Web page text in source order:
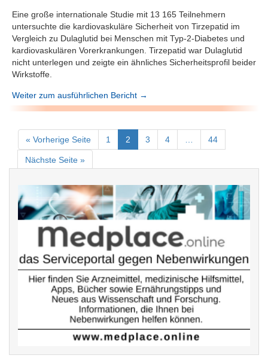
Eine große internationale Studie mit 13 165 Teilnehmern
untersuchte die kardiovaskuläre Sicherheit von Tirzepatid im
Vergleich zu Dulaglutid bei Menschen mit Typ-2-Diabetes und
kardiovaskulären Vorerkrankungen. Tirzepatid war Dulaglutid
nicht unterlegen und zeigte ein ähnliches Sicherheitsprofil beider
Wirkstoffe.
Weiter zum ausführlichen Bericht →
« Vorherige Seite 1 2 3 4 44
Nächste Seite »